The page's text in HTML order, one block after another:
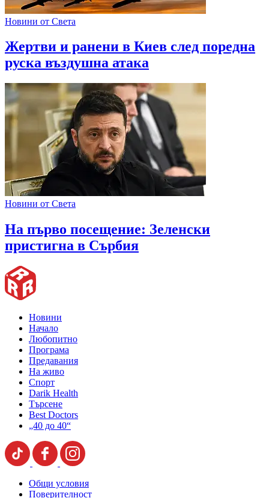
Новини от Света
Жертви и ранени в Киев след поредна
руска въздушна атака
Новини от Света
На първо посещение: Зеленски
пристигна в Сърбия
Новини
Начало
Любопитно
Програма
Предавания
На живо
Спорт
Darik Health
Търсене
Best Doctors
„40 до 40“
Общи условия
Поверителност